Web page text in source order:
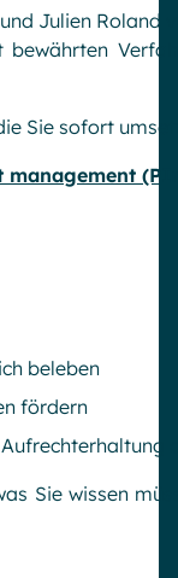
Julien Roland
Sie sofort
beleben
fördern
Sie wissen